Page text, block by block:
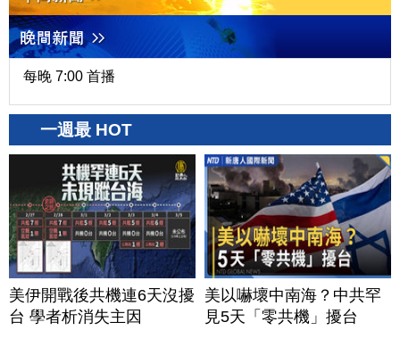
每晚 7:00 首播
一週最 HOT
美伊開戰後共機連6天沒擾
台 學者析消失主因
美以嚇壞中南海？中共罕
見5天「零共機」擾台